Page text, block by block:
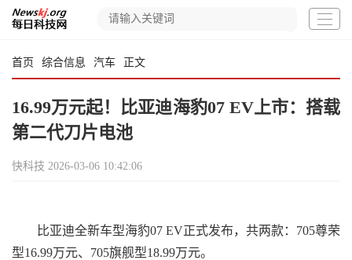
首页 综合信息 汽车 正文
16.99万元起！比亚迪海豹07 EV上市：搭载
第二代刀片电池
快科技 2026-03-06 10:42:06
比亚迪全新车型海豹07 EV正式发布，共两款：705尊荣
型16.99万元、705旗舰型18.99万元。